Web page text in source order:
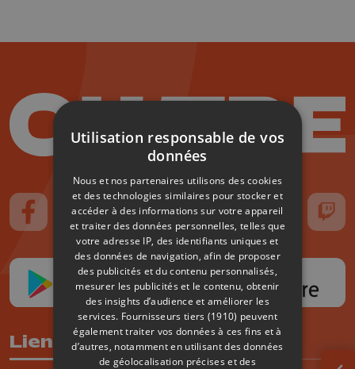
Suivez-nous sur FaceBook
Suivez-nous sur Instagram
Suivez-nous sur TikTokSuivez-nous sur YouTube
Suivez-nous
Liens utiles
Utilisation responsable de vos
données
Nous et nos partenaires utilisons des cookies
et des technologies similaires pour stocker et
accéder à des informations sur votre appareil
et traiter des données personnelles, telles que
votre adresse IP, des identifiants uniques et
des données de navigation, afin de proposer
des publicités et du contenu personnalisés,
mesurer les publicités et le contenu, obtenir
des insights d’audience et améliorer les
services. Fournisseurs tiers (1910) peuvent
également traiter vos données à ces fins et à
d’autres, notamment en utilisant des données
de géolocalisation précises et des